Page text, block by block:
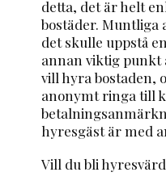
detta, det är helt
bostäder. Muntliga
det skulle uppstå
annan viktig punkt
vill hyra bostaden,
anonymt ringa till
hyresgäst är med
Vill du bli